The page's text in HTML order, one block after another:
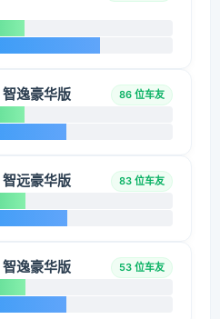
逸豪华版 86 位车友
远豪华版 83 位车友
逸豪华版 53 位车友